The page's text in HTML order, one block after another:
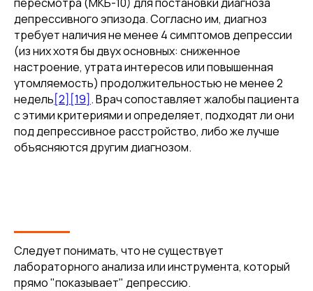
депрессивного эпизода. Согласно им, диагноз
требует наличия не менее 4 симптомов депрессии
(из них хотя бы двух основных: сниженное
настроение, утрата интересов или повышенная
утомляемость) продолжительностью не менее 2
недель[2] [19] . Врач сопоставляет жалобы пациента
с этими критериями и определяет, подходят ли они
под депрессивное расстройство, либо же лучше
объясняются другим диагнозом.
Следует понимать, что не существует
лабораторного анализа или инструмента, который
прямо "показывает" депрессию.